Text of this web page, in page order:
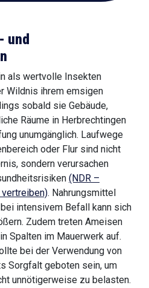
und
als wertvolle Insekten
Wildnis ihrem emsigen
sobald sie Gebäude,
Räume in Herbrechtingen
unumgänglich. Laufwege
oder Flur sind nicht
sondern verursachen
(NDR –
. Nahrungsmittel
intensivem Befall kann sich
Zudem treten Ameisen
Spalten im Mauerwerk auf.
bei der Verwendung von
Sorgfalt geboten sein, um
unnötigerweise zu belasten.